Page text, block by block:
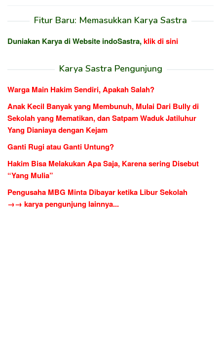
Fitur Baru: Memasukkan Karya Sastra
Duniakan Karya di Website indoSastra,klik di sini
Karya Sastra Pengunjung
Warga Main Hakim Sendiri, Apakah Salah?
Anak Kecil Banyak yang Membunuh, Mulai Dari Bully di
Sekolah yang Mematikan, dan Satpam Waduk Jatiluhur
Yang Dianiaya dengan Kejam
Ganti Rugi atau Ganti Untung?
Hakim Bisa Melakukan Apa Saja, Karena sering Disebut
“Yang Mulia”
Pengusaha MBG Minta Dibayar ketika Libur Sekolah
→→ karya pengunjung lainnya...